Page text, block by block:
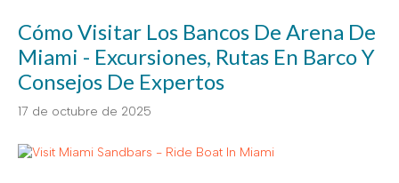
Cómo Visitar Los Bancos De Arena De
Miami - Excursiones, Rutas En Barco Y
Consejos De Expertos
17 de octubre de 2025